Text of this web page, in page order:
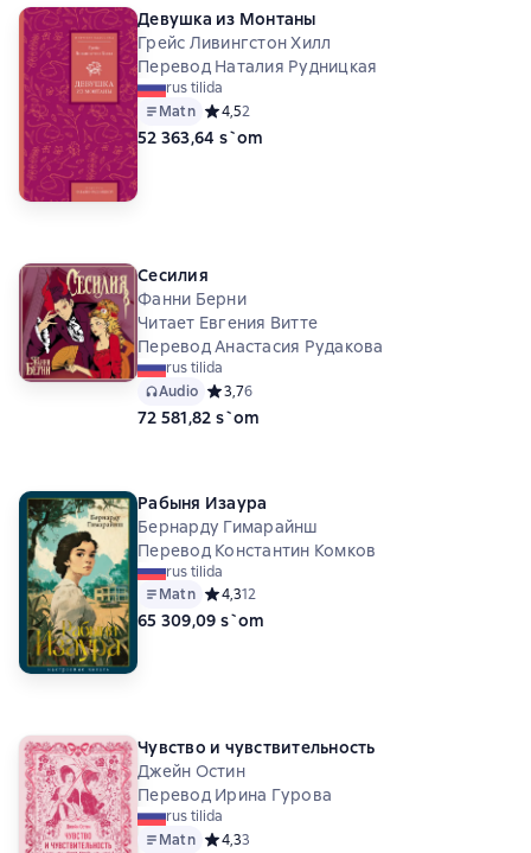
Девушка из Монтаны
Грейс Ливингстон Хилл
Перевод Наталия Рудницкая
rus tilida
Matn Средний рейтинг 4,5 на основе 2 оценок
4,52
52 363,64 s`om
Сесилия
Фанни Берни
Читает Евгения Витте
Перевод Анастасия Рудакова
rus tilida
Audio Средний рейтинг 3,7 на основе 6 оценок
3,76
72 581,82 s`om
Рабыня Изаура
Бернарду Гимарайнш
Перевод Константин Комков
rus tilida
Matn Средний рейтинг 4,3 на основе 12 оценок
4,312
65 309,09 s`om
Чувство и чувствительность
Джейн Остин
Перевод Ирина Гурова
rus tilida
Matn Средний рейтинг 4,3 на основе 3 оценок
4,33